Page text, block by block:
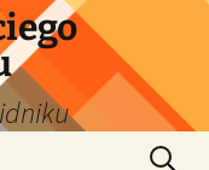
Szukaj: